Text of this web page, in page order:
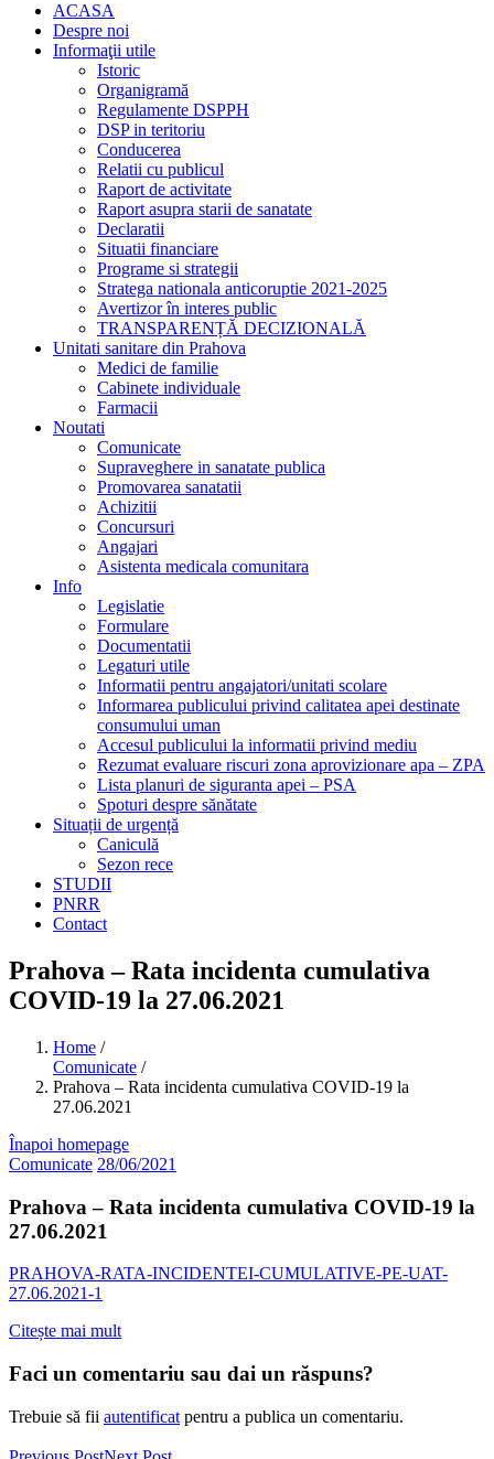
ACASA
Despre noi
Informaţii utile
Istoric
Organigramă
Regulamente DSPPH
DSP in teritoriu
Conducerea
Relatii cu publicul
Raport de activitate
Raport asupra starii de sanatate
Declaratii
Situatii financiare
Programe si strategii
Stratega nationala anticoruptie 2021-2025
Avertizor în interes public
TRANSPARENȚĂ DECIZIONALĂ
Unitati sanitare din Prahova
Medici de familie
Cabinete individuale
Farmacii
Noutati
Comunicate
Supraveghere in sanatate publica
Promovarea sanatatii
Achizitii
Concursuri
Angajari
Asistenta medicala comunitara
Info
Legislatie
Formulare
Documentatii
Legaturi utile
Informatii pentru angajatori/unitati scolare
Informarea publicului privind calitatea apei destinate
consumului uman
Accesul publicului la informatii privind mediu
Rezumat evaluare riscuri zona aprovizionare apa – ZPA
Lista planuri de siguranta apei – PSA
Spoturi despre sănătate
Situații de urgență
Caniculă
Sezon rece
STUDII
PNRR
Contact
Prahova – Rata incidenta cumulativa
COVID-19 la 27.06.2021
Home /
Comunicate /
Prahova – Rata incidenta cumulativa COVID-19 la
27.06.2021
Înapoi homepage
Comunicate 28/06/2021
Prahova – Rata incidenta cumulativa COVID-19 la
27.06.2021
PRAHOVA-RATA-INCIDENTEI-CUMULATIVE-PE-UAT-
27.06.2021-1
Citește mai mult
Faci un comentariu sau dai un răspuns?
Trebuie să fii autentificat pentru a publica un comentariu.